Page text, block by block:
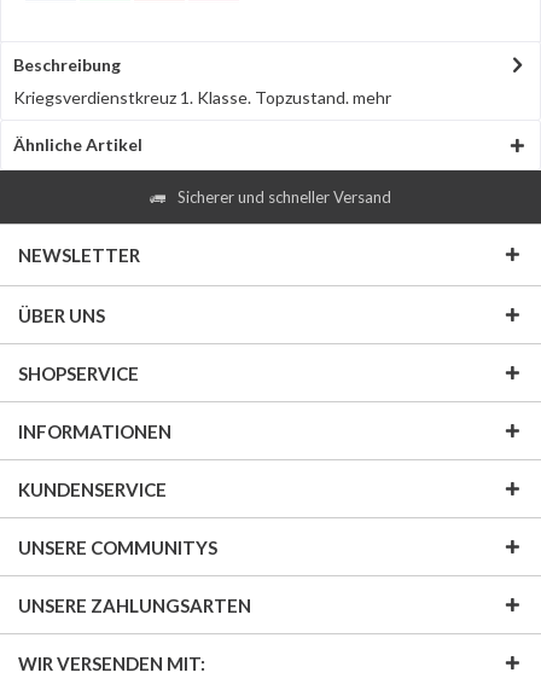
Beschreibung
Kriegsverdienstkreuz 1. Klasse. Topzustand.mehr
Ähnliche Artikel
Sicherer und schneller Versand
NEWSLETTER
ÜBER UNS
SHOPSERVICE
INFORMATIONEN
KUNDENSERVICE
UNSERE COMMUNITYS
UNSERE ZAHLUNGSARTEN
WIR VERSENDEN MIT: